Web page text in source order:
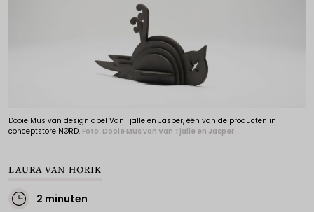
Dooie Mus van designlabel Van Tjalle en Jasper, één van de producten in
conceptstore NØRD. Foto: Dooie Mus van Van Tjalle en Jasper.
LAURA VAN HORIK
2 minuten